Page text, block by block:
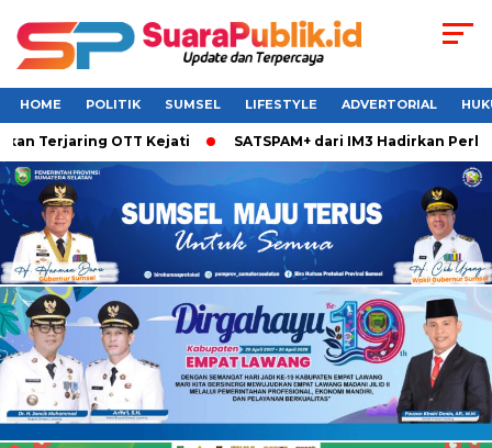
HOME POLITIK SUMSEL LIFESTYLE ADVERTORIAL
Terjaring OTT Kejati SATSPAM+ dari IM3 Hadirkan